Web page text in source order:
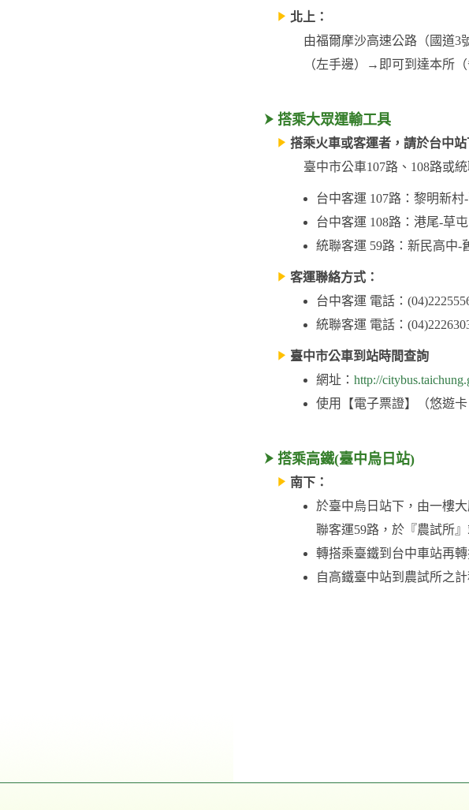
北上：
由福爾摩沙高速公路（國道
（左手邊）→即可到達本所
搭乘大眾運輸工具
搭乘火車或客運者，請於台中站
臺中市公車107路、108路或
台中客運 107路：黎明新村
台中客運 108路：港尾-草屯
統聯客運 59路：新民高中-
客運聯絡方式：
台中客運 電話：
統聯客運 電話：
臺中市公車到站時間查詢
網址： http://
使用【電子票證】（悠遊
搭乘高鐵(臺中烏日站)
南下：
於臺中烏日站下，由一樓
聯客運59路，於『農試所』
轉搭乘臺鐵到台中車站再
自高鐵臺中站到農試所之